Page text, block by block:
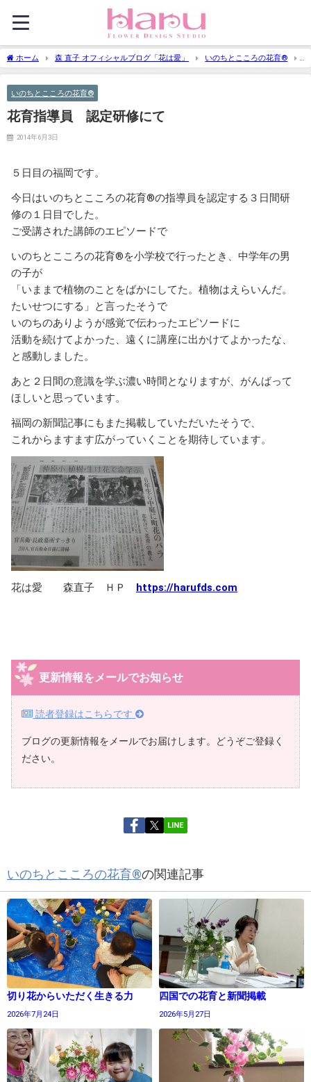
ホーム 森 直子 オフィシャルブログ「花は愛」
いのちとこころの花育®
花育指導員 認定研修にて
いのちとこころの花育®
花育指導員 認定研修にて
2014年6月3日
５日目の福岡です。
今日はいのちとこころの花育®の指導員を認定する３日間研
修の１日目でした。
ご受講された講師のエピソードで
いのちとこころの花育®を小学校で行ったとき、中学年の男
の子が
「いままで植物のことをばかにしてた。植物はえらいんだ。
たいせつにする」と言ったそうで
いのちのありようが感覚で伝わったエピソードに
活動を続けてよかった、遠くに講座に出かけてよかったな、
と感動しました。
あと２日間の意識を学ぶ濃い時間となりますが、がんばって
ほしいと思っています。
福岡の新聞記事にもまた掲載していただいたそうで、
これからますます広がっていくことを期待しています。
花は愛 森直子 ＨＰ https://harufds.com
更新情報をメールでお知らせ
読者登録はこちらです
ブログの更新情報をメールでお届けします。どうぞご登録く
ださい。
LINE
いのちとこころの花育®の関連記事
切り花からいただく生きる力
2026年7月24日
四国での花育と新聞掲載
2026年5月27日